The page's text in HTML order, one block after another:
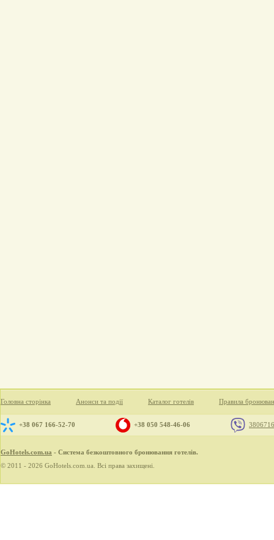
Головна сторінка Анонси та події Каталог готелів Правила
+38 067 166-52-70 +38 050 548-46-06
GoHotels.com.ua - Система безкоштовного бронювання готелів.
© 2011 - 2026 GoHotels.com.ua. Всі права захищені.